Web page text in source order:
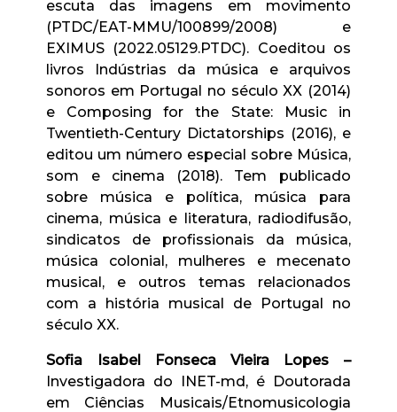
escuta das imagens em movimento
(PTDC/EAT-MMU/100899/2008) e
EXIMUS (2022.05129.PTDC). Coeditou os
livros Indústrias da música e arquivos
sonoros em Portugal no século XX (2014)
e Composing for the State: Music in
Twentieth-Century Dictatorships (2016), e
editou um número especial sobre Música,
som e cinema (2018). Tem publicado
sobre música e política, música para
cinema, música e literatura, radiodifusão,
sindicatos de profissionais da música,
música colonial, mulheres e mecenato
musical, e outros temas relacionados
com a história musical de Portugal no
século XX.
Sofia Isabel Fonseca Vieira Lopes –
Investigadora do INET-md, é Doutorada
em Ciências Musicais/Etnomusicologia